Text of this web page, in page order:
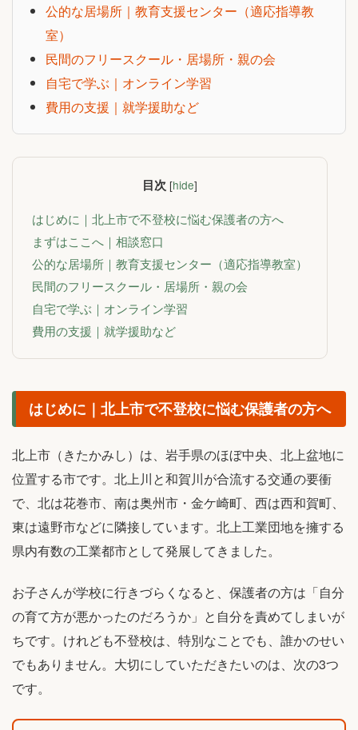
公的な居場所｜教育支援センター（適応指導教
室）
民間のフリースクール・居場所・親の会
自宅で学ぶ｜オンライン学習
費用の支援｜就学援助など
目次 [hide]
はじめに｜北上市で不登校に悩む保護者の方へ
まずはここへ｜相談窓口
公的な居場所｜教育支援センター（適応指導教室）
民間のフリースクール・居場所・親の会
自宅で学ぶ｜オンライン学習
費用の支援｜就学援助など
はじめに｜北上市で不登校に悩む保護者の方へ
北上市（きたかみし）は、岩手県のほぼ中央、北上盆地に
位置する市です。北上川と和賀川が合流する交通の要衝
で、北は花巻市、南は奥州市・金ケ崎町、西は西和賀町、
東は遠野市などに隣接しています。北上工業団地を擁する
県内有数の工業都市として発展してきました。
お子さんが学校に行きづらくなると、保護者の方は「自分
の育て方が悪かったのだろうか」と自分を責めてしまいが
ちです。けれども不登校は、特別なことでも、誰かのせい
でもありません。大切にしていただきたいのは、次の3つ
です。